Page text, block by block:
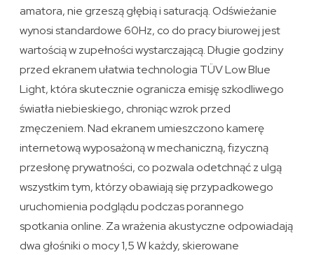
amatora, nie grzeszą głębią i saturacją. Odświeżanie
wynosi standardowe 60Hz, co do pracy biurowej jest
wartością w zupełności wystarczającą. Długie godziny
przed ekranem ułatwia technologia TÜV Low Blue
Light, która skutecznie ogranicza emisję szkodliwego
światła niebieskiego, chroniąc wzrok przed
zmęczeniem. Nad ekranem umieszczono kamerę
internetową wyposażoną w mechaniczną, fizyczną
przesłonę prywatności, co pozwala odetchnąć z ulgą
wszystkim tym, którzy obawiają się przypadkowego
uruchomienia podglądu podczas porannego
spotkania online. Za wrażenia akustyczne odpowiadają
dwa głośniki o mocy 1,5 W każdy, skierowane